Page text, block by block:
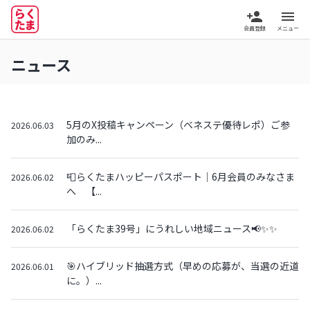
person_add
会員登録
menu
メニュー
ニュース
2026.06.03
5月のX投稿キャンペーン（ベネステ優待レポ）ご参
加のみ...
2026.06.02
📮らくたまハッピーパスポート｜6月会員のみなさま
へ 【...
2026.06.02 「らくたま39号」にうれしい地域ニュース📢✨✨
2026.06.01
🎯ハイブリッド抽選方式（早めの応募が、当選の近道
に。）...